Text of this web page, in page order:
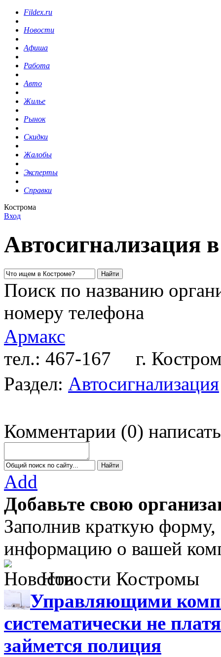
Fildex.ru
Новости
Афиша
Работа
Авто
Жилье
Рынок
Скидки
Жалобы
Эксперты
Справки
Кострома
Вход
Автосигнализация
Поиск по названию
номеру телефона
Армакс
тел.: 467-167
г.
Раздел: Автосигнализация
Комментарии (0) написать
Add
Добавьте свою
Заполнив краткую
информацию о вашей
Новости Костромы
Управляющими
систематически не
займется полиция